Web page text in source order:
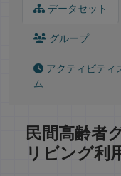
データセット
グループ
アクティビティ
ム
民間高齢者
リビング利